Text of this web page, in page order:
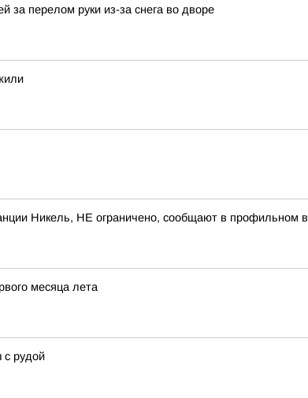
за перелом руки из-за снега во дворе
Никель, НЕ ограничено, сообщают в профильном
месяца лета
с рудой